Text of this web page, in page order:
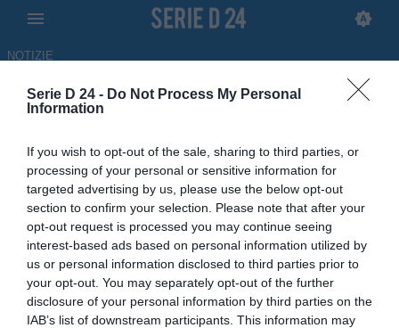
Serie D 24 - Do Not Process My Personal
Information
If you wish to opt-out of the sale, sharing to third parties, or
processing of your personal or sensitive information for
targeted advertising by us, please use the below opt-out
section to confirm your selection. Please note that after your
opt-out request is processed you may continue seeing
interest-based ads based on personal information utilized by
us or personal information disclosed to third parties prior to
your opt-out. You may separately opt-out of the further
disclosure of your personal information by third parties on the
IAB’s list of downstream participants. This information may
NOTIZIE
Taranto, Pagni: "Incontrerò
Danucci. Loiodice? Niente
Kings League per i nostri
giocatori da ora"
30.06.2026 10:25 di Filippo Rossi
La squadra pugliese si prepara ad affrontare la prossima stagione
con prospettive inedite rispetto al passato e Danilo Pagni fa
chiarezza su alcuni punti